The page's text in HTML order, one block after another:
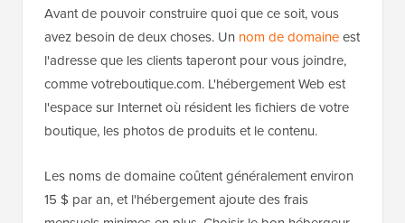
Avant de pouvoir construire quoi que ce soit, vous
avez besoin de deux choses. Un nom de domaineest
l'adresse que les clients taperont pour vous joindre,
comme votreboutique.com. L'hébergement Web est
l'espace sur Internet où résident les fichiers de votre
boutique, les photos de produits et le contenu.
Les noms de domaine coûtent généralement environ
15 $ par an, et l'hébergement ajoute des frais